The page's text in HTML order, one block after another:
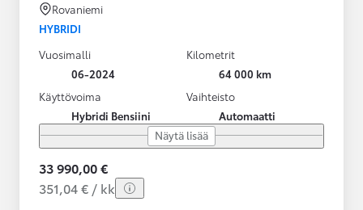
Rovaniemi
HYBRIDI
Vuosimalli
06-2024
Kilometrit
64 000 km
Käyttövoima
Hybridi Bensiini
Vaihteisto
Automaatti
Näytä lisää
33 990,00 €
351,04 € / kk